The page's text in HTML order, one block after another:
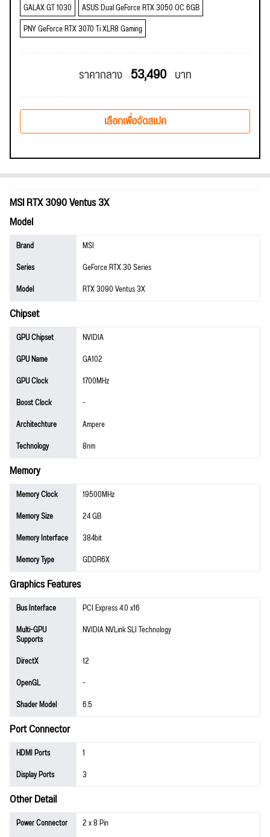
GALAX GT 1030
ASUS Dual GeForce RTX 3050 OC 6GB
PNY GeForce RTX 3070 Ti XLR8 Gaming
ราคากลาง 53,490 บาท
เลือกเพื่อจัดสเปค
MSI RTX 3090 Ventus 3X
Model
Brand
MSI
Series
GeForce RTX 30 Series
Model
RTX 3090 Ventus 3X
Chipset
GPU Chipset
NVIDIA
GPU Name
GA102
GPU Clock
1700MHz
Boost Clock
-
Architechture
Ampere
Technology
8nm
Memory
Memory Clock
19500MHz
Memory Size
24 GB
Memory Interface
384bit
Memory Type
GDDR6X
Graphics Features
Bus Interface
PCI Express 4.0 x16
Multi-GPU
Supports
NVIDIA NVLink SLI Technology
DirectX
12
OpenGL
-
Shader Model
6.5
Port Connector
HDMI Ports
1
Display Ports
3
Other Detail
Power Connector
2 x 8 Pin